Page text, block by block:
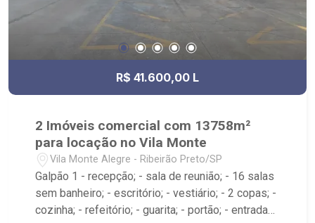
R$ 41.600,00 L
2 Imóveis comercial com 13758m²
para locação no Vila Monte
Vila Monte Alegre - Ribeirão Preto/SP
Galpão 1 - recepção; - sala de reunião; - 16 salas
sem banheiro; - escritório; - vestiário; - 2 copas; -
cozinha; - refeitório; - guarita; - portão; - entrada